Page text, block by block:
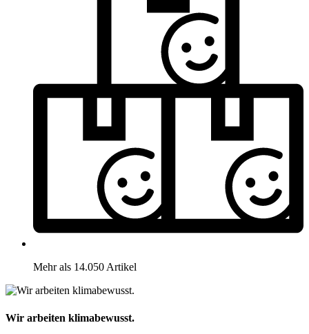
Mehr als 14.050 Artikel
Wir arbeiten klimabewusst.